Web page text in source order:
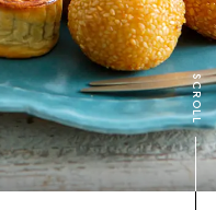
Ocha SURU? Lab.
お茶を COLUMN
SCROLL